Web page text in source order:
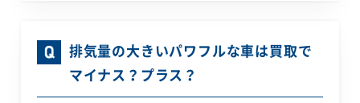
排気量の大きいパワフルな車は買取で
マイナス？プラス？